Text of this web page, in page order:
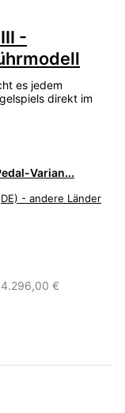
noch keine
-
es jedem
direkt im
Varian...
- andere Länder
4.296,00 €